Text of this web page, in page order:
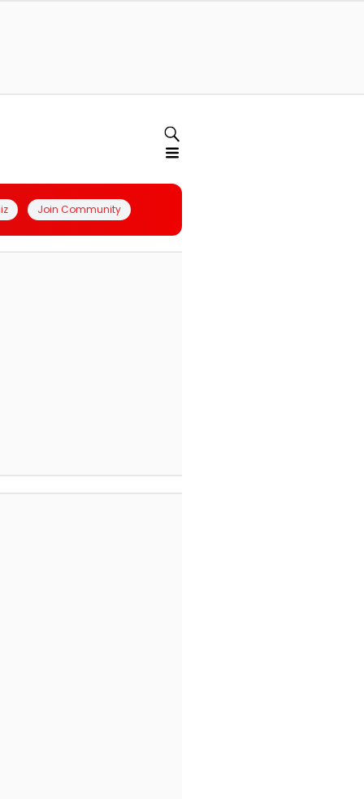
Join Community